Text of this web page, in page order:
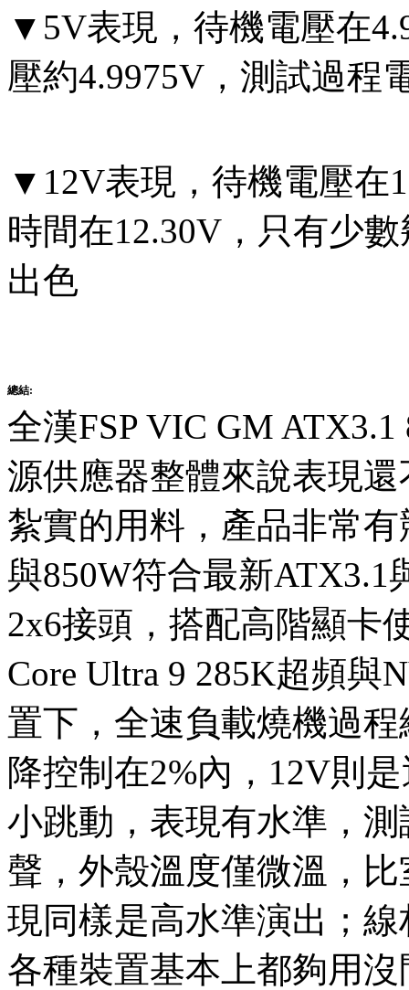
▼5V表現，待機電壓在
壓約4.9975V，測試過程
▼12V表現，待機電壓在
時間在12.30V，只有少
出色
總結:
全漢FSP VIC GM
源供應器整體來說表現
紮實的用料，產品非常
與850W符合最新ATX3.1
2x6接頭，搭配高階顯卡
Core Ultra 9 285K超頻與
置下，全速負載燒機過
降控制在2%內，12V則
小跳動，表現有水準，
聲，外殼溫度僅微溫，
現同樣是高水準演出；
各種裝置基本上都夠用